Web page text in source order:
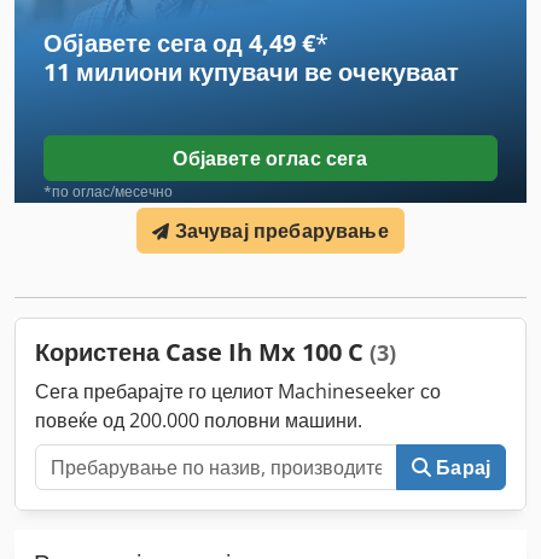
Објавете сега од 4,49 €*
11 милиони купувачи ве очекуваат
Објавете оглас сега
*по оглас/месечно
Зачувај пребарување
Користена Case Ih Mx 100 C (3)
Сега пребарајте го целиот Machineseeker со
повеќе од 200.000 половни машини.
Барај